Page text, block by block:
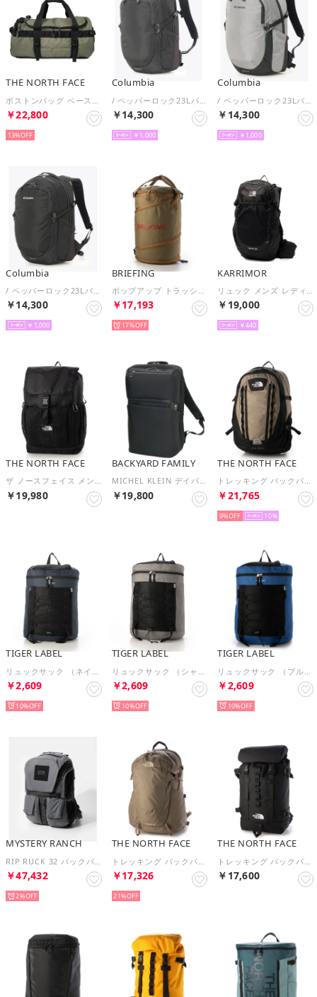
THE NORTH FACE
￥22,800
13%
Columbia
￥14,300
￥1,000
Columbia
￥14,300
￥1,000
Columbia
/ ペッパーロック23Lバックパック /（Black）
￥14,300
￥1,000
BRIEFING
ポップアップ トラッシュ ボックス ごみ箱 （カーキ）
￥17,193
17%
KARRIMOR
リュック メンズ レディース 大容量 軽量 25L A4 登山リュック デイパック 登山 アウトドア 旅行 トレッキング ハイキング カジュアル シンプル コンパクト lancs 25 501248 （Black）
￥19,000
￥440
THE NORTH FACE
ザ ノースフェイス メンズ レディース デイパック バック リュック LTWT DAYPACK （(KX7)ブラック）
￥19,980
BACKYARD FAMILY
MICHEL KLEIN デイパック （ブラック）
￥19,800
THE NORTH FACE
トレッキング バックパック Big Shotビッグショット NM72301 （マッシュルーム）
￥21,765
9% 10
TIGER LABEL
￥2,609
10%
TIGER LABEL
￥2,609
10%
TIGER LABEL
￥2,609
10%
MYSTERY RANCH
￥47,432
2%
THE NORTH FACE
￥17,326
21%
THE NORTH FACE
￥17,600